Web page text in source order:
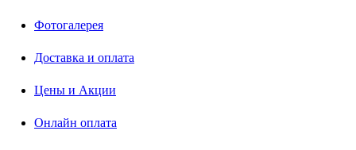
Фотогалерея
Доставка и оплата
Цены и Акции
Онлайн оплата